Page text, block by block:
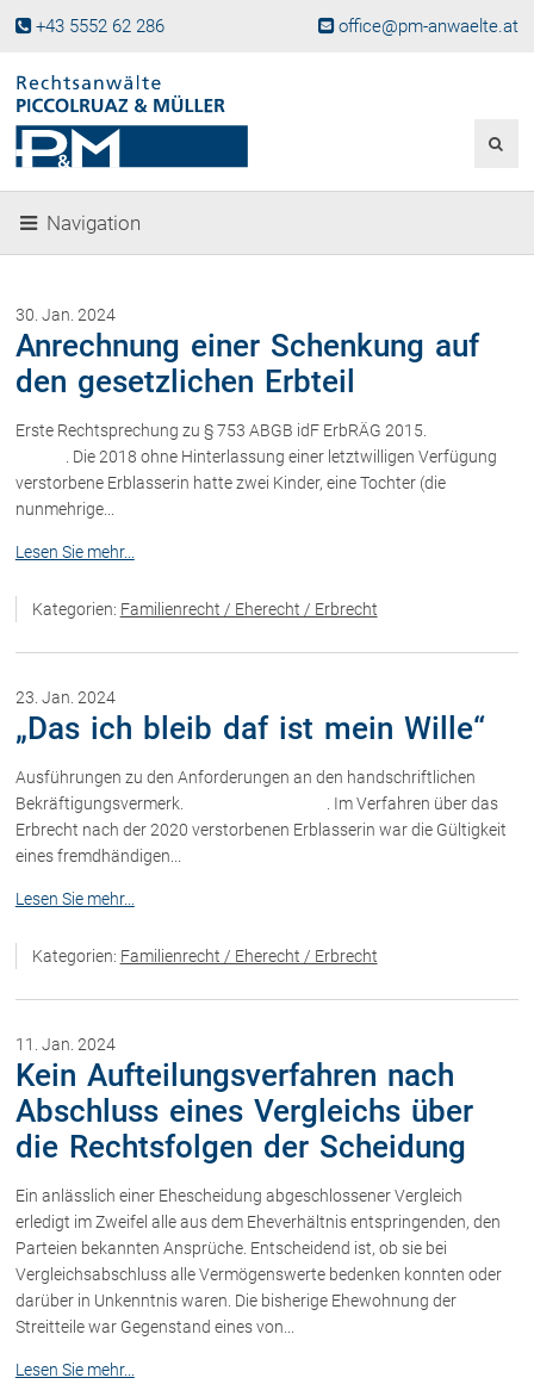
+43 5552 62 286 office@pm-anwaelte.at
Fachgebiete
Gesellschaftsgründung &
Beteiligungen
Immobilienrecht, Bauträgerrecht
Ferienimmobilien in Vorarlberg
Erbrecht
Familienrecht und Scheidungen
Prozessführung und
Schiedsgerichtsbarkeit
Skiunfälle in Österreich
Download
Die Österreichischen Rechtsanwälte
Anwälte
Dr. Stefan Müller
Dr. Petra Piccolruaz
Dr. Roland Piccolruaz †
Mag. Raphaela Klotz
Rechtsnews
Paragraphen & Mehr
Medien
Vorarlberg Online
NOVUM
Navigation
30. Jan. 2024
Anrechnung einer Schenkung auf
den gesetzlichen Erbteil
Erste Rechtsprechung zu § 753 ABGB idF ErbRÄG 2015.
. Die 2018 ohne Hinterlassung einer letztwilligen Verfügung
verstorbene Erblasserin hatte zwei Kinder, eine Tochter (die
nunmehrige...
Lesen Sie mehr...
Kategorien: Familienrecht / Eherecht / Erbrecht
23. Jan. 2024
„Das ich bleib daf ist mein Wille“
Ausführungen zu den Anforderungen an den handschriftlichen
Bekräftigungsvermerk. . Im Verfahren über das
Erbrecht nach der 2020 verstorbenen Erblasserin war die Gültigkeit
eines fremdhändigen...
Lesen Sie mehr...
Kategorien: Familienrecht / Eherecht / Erbrecht
11. Jan. 2024
Kein Aufteilungsverfahren nach
Abschluss eines Vergleichs über
die Rechtsfolgen der Scheidung
Ein anlässlich einer Ehescheidung abgeschlossener Vergleich
erledigt im Zweifel alle aus dem Eheverhältnis entspringenden, den
Parteien bekannten Ansprüche. Entscheidend ist, ob sie bei
Vergleichsabschluss alle Vermögenswerte bedenken konnten oder
darüber in Unkenntnis waren. Die bisherige Ehewohnung der
Streitteile war Gegenstand eines von...
Lesen Sie mehr...